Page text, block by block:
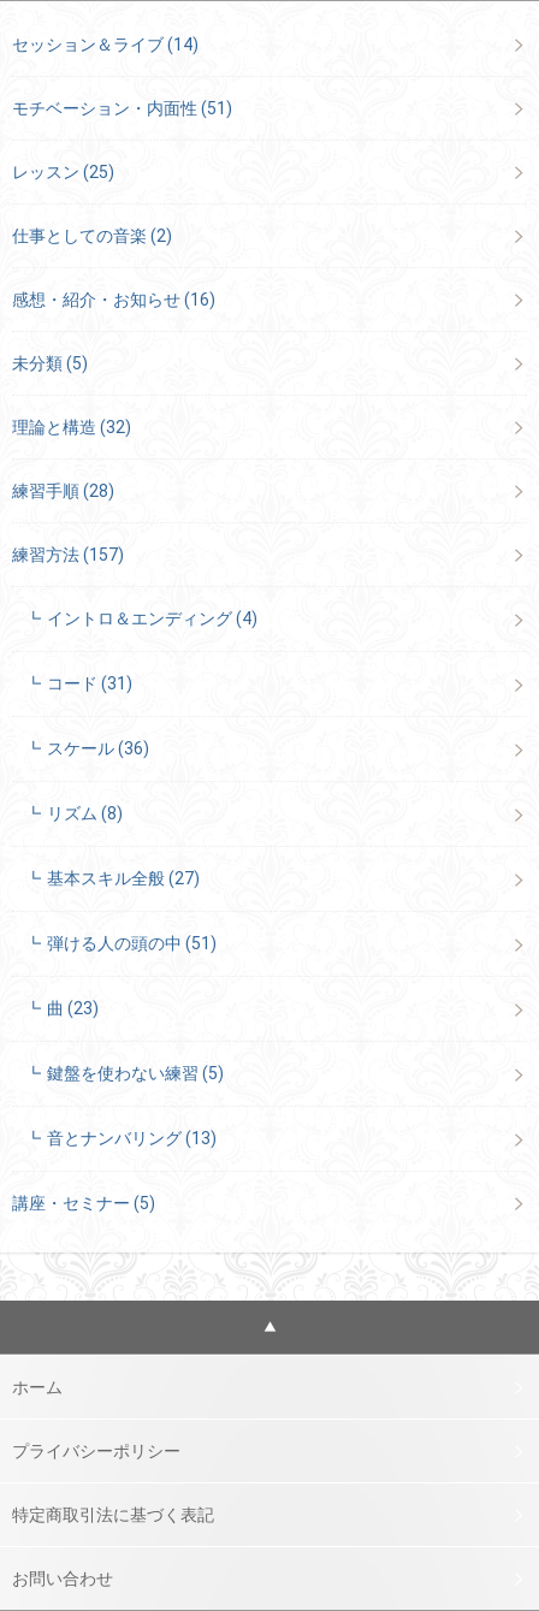
セッション＆ライブ(14)
モチベーション・内面性 (51)
レッスン (25)
仕事としての音楽 (2)
感想・紹介・お知らせ(16)
未分類(5)
理論と構造 (32)
練習手順(28)
練習方法(157)
イントロ＆エンディング(4)
コード(31)
スケール(36)
リズム(8)
基本スキル全般(27)
弾ける人の頭の中(51)
曲(23)
鍵盤を使わない練習(5)
音とナンバリング(13)
講座・セミナー (5)
ホーム
プライバシーポリシー
特定商取引法に基づく表記
お問い合わせ